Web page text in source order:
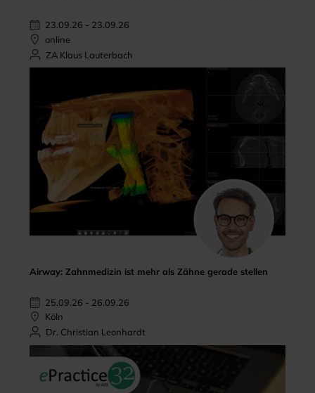
23.09.26 - 23.09.26
online
ZA Klaus Lauterbach
Airway: Zahnmedizin ist mehr als Zähne gerade stellen
25.09.26 - 26.09.26
Köln
Dr. Christian Leonhardt